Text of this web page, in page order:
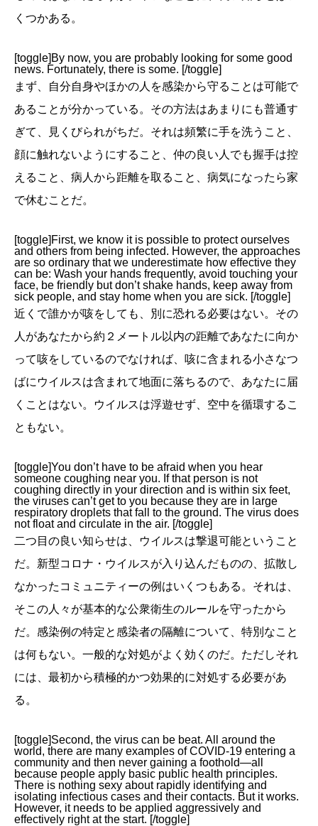
くつかある。
[toggle]By now, you are probably looking for some good
news. Fortunately, there is some. [/toggle]
まず、自分自身やほかの人を感染から守ることは可能で
あることが分かっている。その方法はあまりにも普通す
ぎて、見くびられがちだ。それは頻繁に手を洗うこと、
顔に触れないようにすること、仲の良い人でも握手は控
えること、病人から距離を取ること、病気になったら家
で休むことだ。
[toggle]First, we know it is possible to protect ourselves
and others from being infected. However, the approaches
are so ordinary that we underestimate how effective they
can be: Wash your hands frequently, avoid touching your
face, be friendly but don’t shake hands, keep away from
sick people, and stay home when you are sick. [/toggle]
近くで誰かが咳をしても、別に恐れる必要はない。その
人があなたから約２メートル以内の距離であなたに向か
って咳をしているのでなければ、咳に含まれる小さなつ
ばにウイルスは含まれて地面に落ちるので、あなたに届
くことはない。ウイルスは浮遊せず、空中を循環するこ
ともない。
[toggle]You don’t have to be afraid when you hear
someone coughing near you. If that person is not
coughing directly in your direction and is within six feet,
the viruses can’t get to you because they are in large
respiratory droplets that fall to the ground. The virus does
not float and circulate in the air. [/toggle]
二つ目の良い知らせは、ウイルスは撃退可能ということ
だ。新型コロナ・ウイルスが入り込んだものの、拡散し
なかったコミュニティーの例はいくつもある。それは、
そこの人々が基本的な公衆衛生のルールを守ったから
だ。感染例の特定と感染者の隔離について、特別なこと
は何もない。一般的な対処がよく効くのだ。ただしそれ
には、最初から積極的かつ効果的に対処する必要があ
る。
[toggle]Second, the virus can be beat. All around the
world, there are many examples of COVID-19 entering a
community and then never gaining a foothold—all
because people apply basic public health principles.
There is nothing sexy about rapidly identifying and
isolating infectious cases and their contacts. But it works.
However, it needs to be applied aggressively and
effectively right at the start. [/toggle]